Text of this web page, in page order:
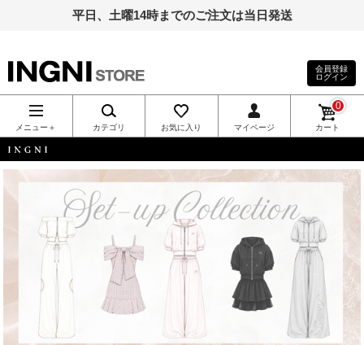
平日、土曜14時までのご注文は当日発送
INGNI（イン
グ）公式通
販｜INGNI
STORE
会員登録
ログイン
メニュー＋ カテゴリ お気に入り マイページ カート
0
INGNI